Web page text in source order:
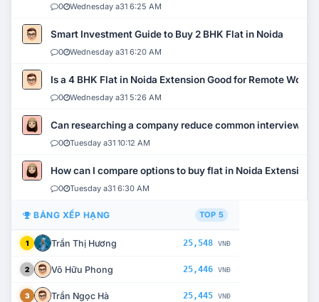
0 Wednesday a31 6:25 AM
Smart Investment Guide to Buy 2 BHK Flat in Noida
0 Wednesday a31 6:20 AM
Is a 4 BHK Flat in Noida Extension Good for Remote Work?
0 Wednesday a31 5:26 AM
Can researching a company reduce common interview
0 Tuesday a31 10:12 AM
How can I compare options to buy flat in Noida Extension?
0 Tuesday a31 6:30 AM
BẢNG XẾP HẠNG TOP 5
1 Trần Thị Hương 25,548 VNĐ
2 Võ Hữu Phong 25,446 VNĐ
3 Trần Ngọc Hà 25,445 VNĐ